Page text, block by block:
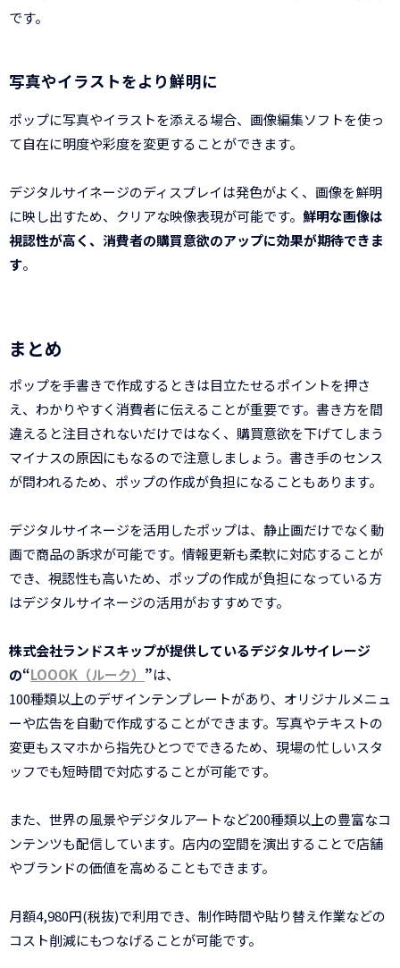
です。
写真やイラストをより鮮明に
ポップに写真やイラストを添える場合、画像編集ソフトを使っ
て自在に明度や彩度を変更することができます。
デジタルサイネージのディスプレイは発色がよく、画像を鮮明
に映し出すため、クリアな映像表現が可能です。 鮮明な画像は
視認性が高く、消費者の購買意欲のアップに効果が期待できま
す。
まとめ
ポップを手書きで作成するときは目立たせるポイントを押さ
え、わかりやすく消費者に伝えることが重要です。書き方を間
違えると注目されないだけではなく、購買意欲を下げてしまう
マイナスの原因にもなるので注意しましょう。書き手のセンス
が問われるため、ポップの作成が負担になることもあります。
デジタルサイネージを活用したポップは、静止画だけでなく動
画で商品の訴求が可能です。情報更新も柔軟に対応することが
でき、視認性も高いため、ポップの作成が負担になっている方
はデジタルサイネージの活用がおすすめです。
株式会社ランドスキップが提供しているデジタルサイレージ
の“LOOOK（ルーク） ”は、
100種類以上のデザインテンプレートがあり、オリジナルメニュ
ーや広告を自動で作成することができます。写真やテキストの
変更もスマホから指先ひとつでできるため、現場の忙しいスタ
ッフでも短時間で対応することが可能です。
また、世界の風景やデジタルアートなど200種類以上の豊富なコ
ンテンツも配信しています。店内の空間を演出することで店舗
やブランドの価値を高めることもできます。
月額4,980円(税抜)で利用でき、制作時間や貼り替え作業などの
コスト削減にもつなげることが可能です。